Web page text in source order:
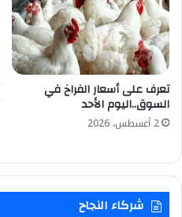
تعرف على أسعار الفراخ في
السوق..اليوم الأحد
2 أغسطس، 2026
شركاء النجاح